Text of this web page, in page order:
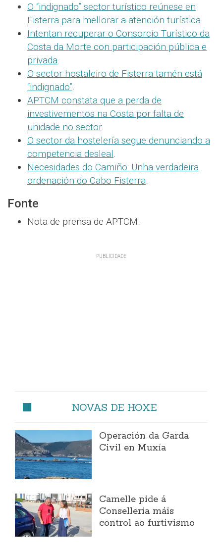
O “indignado” sector turístico reúnese en
Fisterra para mellorar a atención turística
Intentan recuperar o Consorcio Turístico da
Costa da Morte con participación pública e
privada
O sector hostaleiro de Fisterra tamén está
“indignado”
APTCM constata que a perda de
investivementos na Costa por falta de
unidade no sector.
O sector da hostelería segue denunciando a
competencia desleal
Necesidades do Camiño: Unha verdadeira
ordenación do Cabo Fisterra
Fonte
Nota de prensa de APTCM.
NOVAS DE HOXE
Operación da Garda
Civil en Muxía
Camelle pide á
Consellería máis
control ao furtivismo